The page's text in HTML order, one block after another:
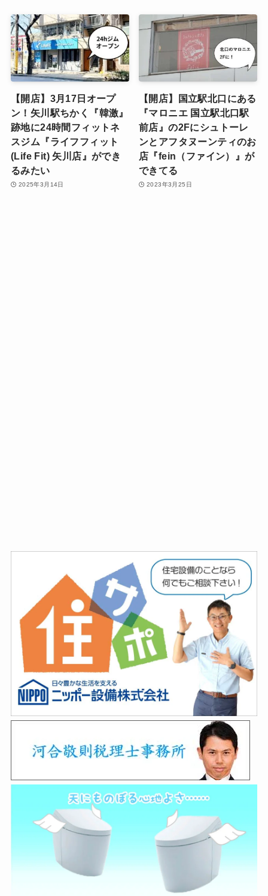
【開店】3月17日オープ
ン！矢川駅ちかく『韓激』
跡地に24時間フィットネ
スジム『ライフフィット
(Life Fit) 矢川店』ができ
るみたい
2025年3月14日
【開店】国立駅北口にある
『マロニエ 国立駅北口駅
前店』の2Fにシュトーレ
ンとアフタヌーンティのお
店『fein（ファイン）』が
できてる
2023年3月25日